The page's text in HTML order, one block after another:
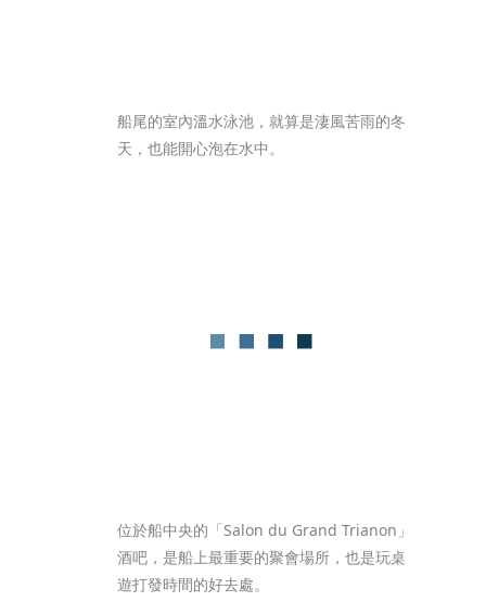
船尾的室內溫水泳池，就算是淒風苦雨的冬
天，也能開心泡在水中。
位於船中央的「Salon du Grand Trianon」
酒吧，是船上最重要的聚會場所，也是玩桌
遊打發時間的好去處。